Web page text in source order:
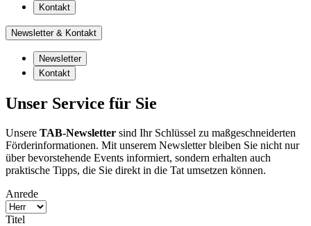
Kontakt
Newsletter & Kontakt
Newsletter
Kontakt
Unser Service für Sie
Unsere TAB-Newsletter sind Ihr Schlüssel zu maßgeschneiderten
Förderinformationen. Mit unserem Newsletter bleiben Sie nicht nur
über bevorstehende Events informiert, sondern erhalten auch
praktische Tipps, die Sie direkt in die Tat umsetzen können.
Anrede
Titel